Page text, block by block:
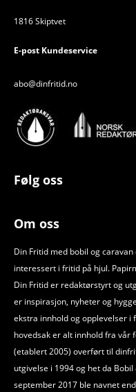
1816 Skiptvet
E-post Kundeservice
abo@dinfritid.no
Følg oss
Om oss
Din Fritid med bobil og
interessert i fritid på hjul.
Din Fritid er redaktørstyrt og
er inspirasjon, nyheter og
ekstra innhold og opplevelser i
hovedsak er alt innhold fra vår
(etablert 2005) overført til
utgivelse i 1994 og het da Bobil
september 2017 ble navnet